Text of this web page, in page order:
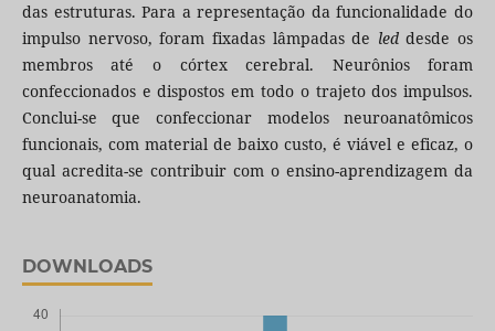
das estruturas. Para a representação da funcionalidade do
impulso nervoso, foram fixadas lâmpadas de leddesde os
membros até o córtex cerebral. Neurônios foram
confeccionados e dispostos em todo o trajeto dos impulsos.
Conclui-se que confeccionar modelos neuroanatômicos
funcionais, com material de baixo custo, é viável e eficaz, o
qual acredita-se contribuir com o ensino-aprendizagem da
neuroanatomia.
DOWNLOADS